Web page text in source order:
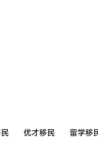
优才移民 留学移